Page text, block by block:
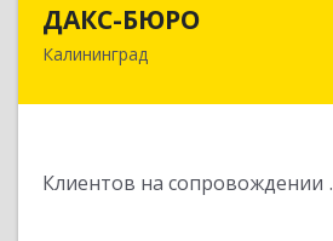
ДАКС-БЮРО
Калининград
Клиентов на сопровождении
236006, Калининградская